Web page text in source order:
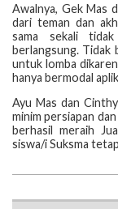
Awalnya, Gek Mas
dari teman dan
sama sekali
berlangsung. Tidak
untuk lomba
hanya bermodal
Ayu Mas dan
minim persiapan
berhasil meraih
siswa/i Suksma